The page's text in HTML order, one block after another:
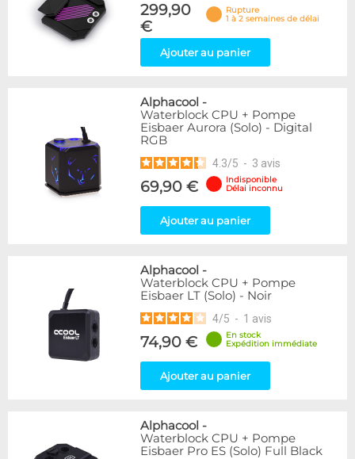
299,90
€
Rupture
1 à 2 semaines de délai
Ajouter au panier
Alphacool -
Waterblock CPU + Pompe
Eisbaer Aurora (Solo) - Digital
RGB
4.3/5 - 3 avis
69,90 €
Indisponible
Délai inconnu
Ajouter au panier
Alphacool -
Waterblock CPU + Pompe
Eisbaer LT (Solo) - Noir
4/5 - 1 avis
74,90 €
En stock
Expédition immédiate
Ajouter au panier
Alphacool -
Waterblock CPU + Pompe
Eisbaer Pro ES (Solo) Full Black